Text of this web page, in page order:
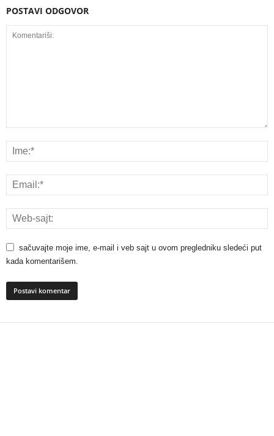
POSTAVI ODGOVOR
sačuvajte moje ime, e-mail i veb sajt u ovom pregledniku sledeći put
kada komentarišem.